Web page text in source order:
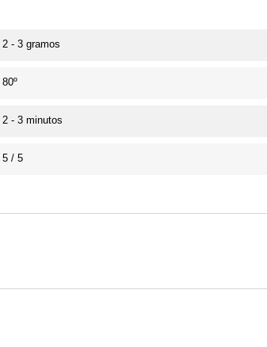
2 - 3 gramos
80º
2 - 3 minutos
5 / 5